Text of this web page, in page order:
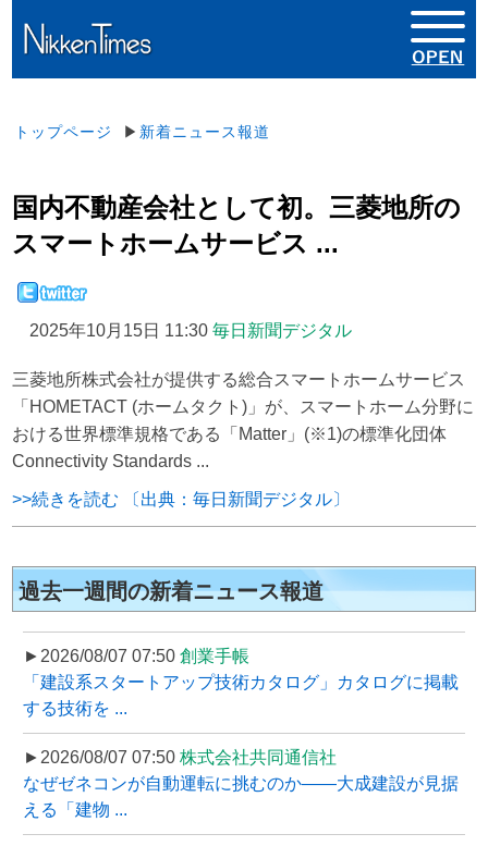
トップページ ▶ 新着ニュース報道
国内不動産会社として初。三菱地所の
スマートホームサービス ...
2025年10月15日 11:30 毎日新聞デジタル
三菱地所株式会社が提供する総合スマートホームサービス
「HOMETACT (ホームタクト)」が、スマートホーム分野に
おける世界標準規格である「Matter」(※1)の標準化団体
Connectivity Standards ...
>>続きを読む 〔出典：毎日新聞デジタル〕
過去一週間の新着ニュース報道
►2026/08/07 07:50 創業手帳
「建設系スタートアップ技術カタログ」カタログに掲載
する技術を ...
►2026/08/07 07:50 株式会社共同通信社
なぜゼネコンが自動運転に挑むのか――大成建設が見据
える「建物 ...